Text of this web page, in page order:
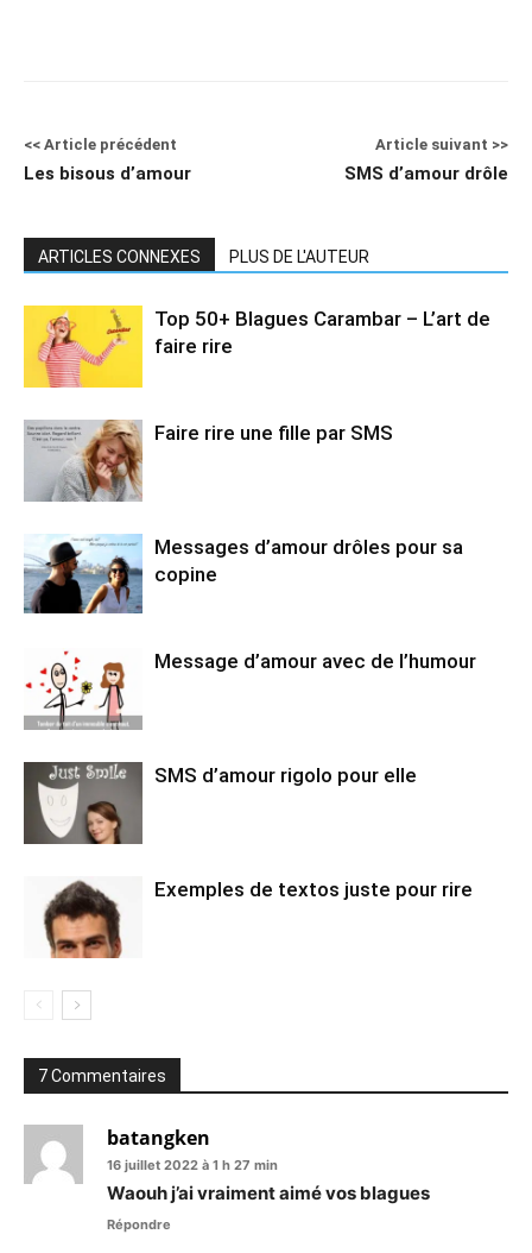
<< Article précédent
Les bisous d’amour
Article suivant >>
SMS d’amour drôle
ARTICLES CONNEXES PLUS DE L'AUTEUR
Top 50+ Blagues Carambar – L’art de
faire rire
Faire rire une fille par SMS
Messages d’amour drôles pour sa
copine
Message d’amour avec de l’humour
SMS d’amour rigolo pour elle
Exemples de textos juste pour rire
7 Commentaires
batangken
16 juillet 2022 à 1 h 27 min
Waouh j’ai vraiment aimé vos blagues
Répondre